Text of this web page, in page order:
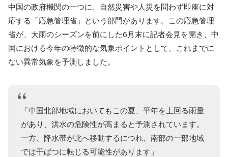
中国の政府機関の一つに、自然災害や人災を問わず即座に対
応する「応急管理省」という部門があります。この応急管理
省が、大雨のシーズンを前にした6月末に記者会見を開き、中
国における今年の特徴的な気象ポイントとして、これまでに
ない異常気象を予測しました。
「中国北部地域においてもこの夏、平年を上回る雨量
があり、洪水の危険性が高まると予測されています。
一方、降水帯が北へ移動するにつれ、南部の一部地域
では干ばつに転じる可能性があります」